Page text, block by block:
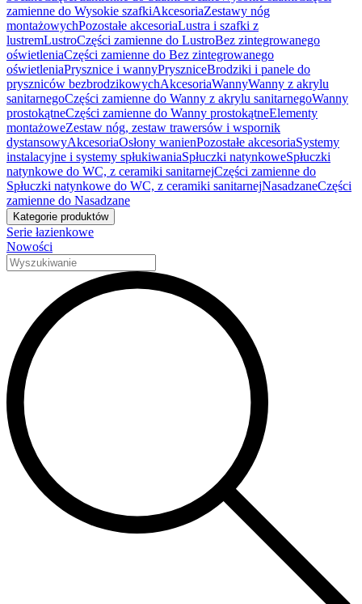
zamienne do Wysokie szafkiAkcesoriaZestawy nóg
montażowychPozostałe akcesoriaLustra i szafki z
lustremLustroCzęści zamienne do LustroBez zintegrowanego
oświetleniaCzęści zamienne do Bez zintegrowanego
oświetleniaPrysznice i wannyPryszniceBrodziki i panele do
pryszniców bezbrodzikowychAkcesoriaWannyWanny z akrylu
sanitarnegoCzęści zamienne do Wanny z akrylu sanitarnegoWanny
prostokątneCzęści zamienne do Wanny prostokątneElementy
montażoweZestaw nóg, zestaw trawersów i wspornik
dystansowyAkcesoriaOsłony wanienPozostałe akcesoriaSystemy
instalacyjne i systemy spłukiwaniaSpłuczki natynkoweSpłuczki
natynkowe do WC, z ceramiki sanitarnejCzęści zamienne do
Spłuczki natynkowe do WC, z ceramiki sanitarnejNasadzaneCzęści
zamienne do Nasadzane
Kategorie produktów
Serie łazienkowe
Nowości